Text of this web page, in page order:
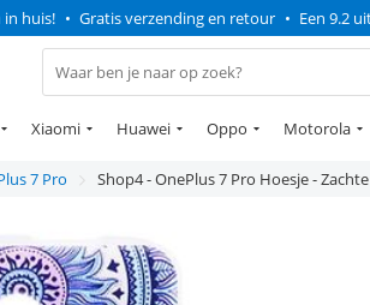
in huis! • Gratis verzending en retour • Een 9.2
Xiaomi Huawei Oppo Motorola
7 Pro Shop4 - OnePlus 7 Pro Hoesje -